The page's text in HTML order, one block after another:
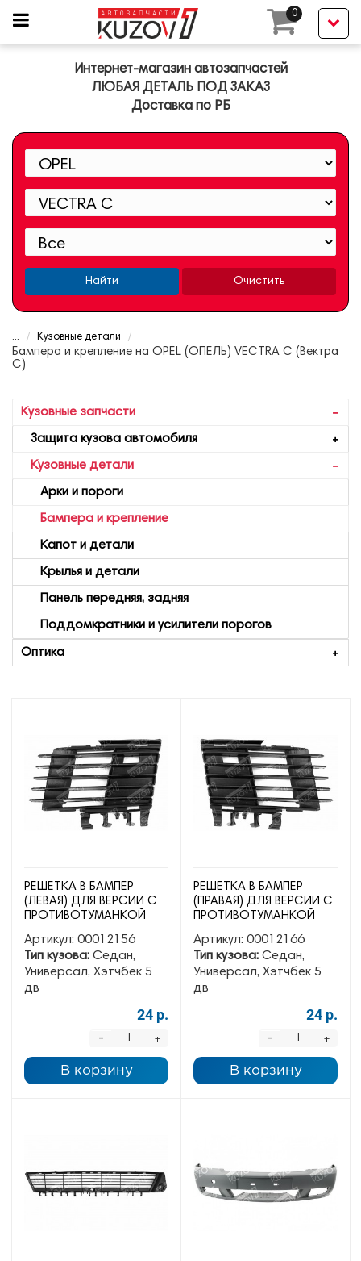
0
Интернет-магазин автозапчастей
ЛЮБАЯ ДЕТАЛЬ ПОД ЗАКАЗ
Доставка по РБ
Найти Очистить
... Кузовные детали
Бампера и крепление на OPEL (ОПЕЛЬ) VECTRA C (Вектра
С)
Кузовные запчасти
Защита кузова автомобиля
Кузовные детали
Арки и пороги
Бампера и крепление
Капот и детали
Крылья и детали
Панель передняя, задняя
Поддомкратники и усилители порогов
Оптика
РЕШЕТКА В БАМПЕР
(ЛЕВАЯ) ДЛЯ ВЕРСИИ С
ПРОТИВОТУМАНКОЙ
Артикул: 00012156
Тип кузова: Седан,
Универсал, Хэтчбек 5
дв
24 р.
+
-
В корзину
РЕШЕТКА В БАМПЕР
(ПРАВАЯ) ДЛЯ ВЕРСИИ С
ПРОТИВОТУМАНКОЙ
Артикул: 00012166
Тип кузова: Седан,
Универсал, Хэтчбек 5
дв
24 р.
+
-
В корзину